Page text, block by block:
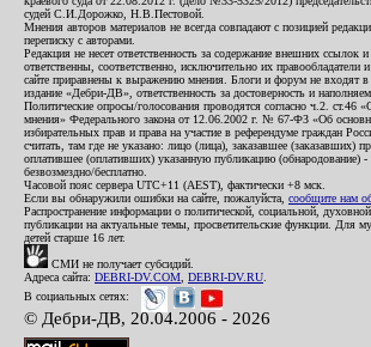
судей С.И.Дорожко, Н.В.Пестовой.
Мнения авторов материалов не всегда совпадают с позицией
переписку с авторами.
Редакция не несет ответственность за содержание внешних ссылок
ответственны, соответственно, исключительно их
сайте приравнены к выражению мнения. Блоги и форум не входят в
издание «Дебри-ДВ», ответственность за достоверность и
Политические опросы/голосования проводятся согласно ч.2. ст.46
мнения» Федерального закона от 12.06.2002 г. № 67-ФЗ «Об
избирательных прав и права на участие в референдуме граждан
считать, там где не указано: лицо (лица), заказавшее (заказавших)
оплатившее (оплативших) указанную публикацию (обнародование) -
безвозмездно/бесплатно.
Часовой пояс сервера UTC+11 (AEST), фактически +8 мск.
Если вы обнаружили ошибки на сайте, пожалуйста, сообщите нам
Распространение информации о политической, социальной,
публикации на актуальные темы, просветительские функции. Для
детей старше 16 лет.
СМИ не получает субсидий.
Адреса сайта: DEBRI-DV.COM DEBRI-DV.RU
В социальных сетях:
© Дебри-ДВ, 20.04.2006 - 2026